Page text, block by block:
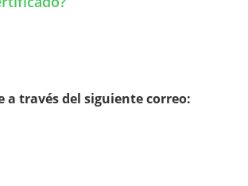
a través del siguiente correo: